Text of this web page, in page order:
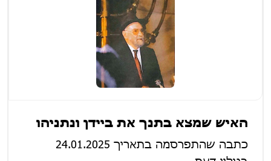
האיש שמצא בתנך את ביידן ונתניהו
כתבה שהתפרסמה בתאריך 24.01.2025